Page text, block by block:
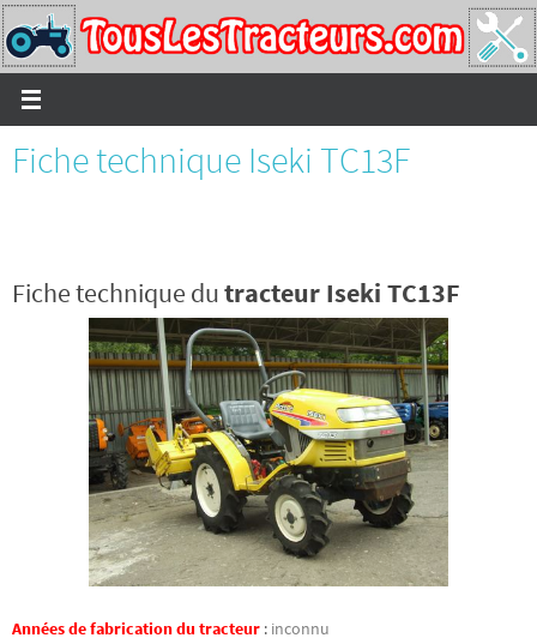
Passer
vers
le
contenu
Fiche technique Iseki TC13F
Fiche technique dutracteur Iseki TC13F
Années de fabrication du tracteur : inconnu